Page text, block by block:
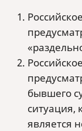
бывшего
ситуация,
является